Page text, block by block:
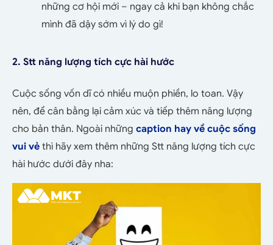
những cơ hội mới – ngay cả khi bạn không chắc
mình đã dậy sớm vì lý do gì!
2. Stt năng lượng tích cực hài hước
Cuộc sống vốn dĩ có nhiều muộn phiền, lo toan. Vậy
nên, để cân bằng lại cảm xúc và tiếp thêm năng lượng
cho bản thân. Ngoài những caption hay về cuộc sống
vui vẻ thì hãy xem thêm những Stt năng lượng tích cực
hài hước dưới đây nha: